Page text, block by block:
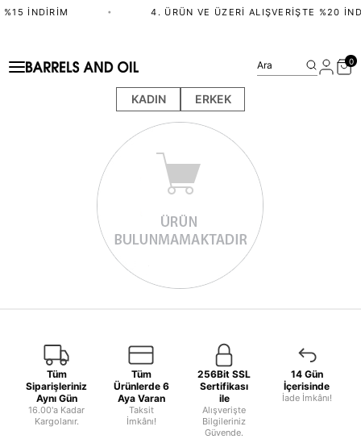
İNDIRIM • 4. ÜRÜN VE ÜZERI ALIŞVERIŞTE %20
KADIN ERKEK
Ara 0
Tüm
Siparişleriniz
Aynı Gün
16.00'a Kadar
Kargolanır.
Tüm
Ürünlerde 6
Aya Varan
Taksit
İmkânı!
256Bit SSL
Sertifikası
ile
Alışverişte
Bilgileriniz
Güvende.
14 Gün
İçerisinde
İade İmkânı!